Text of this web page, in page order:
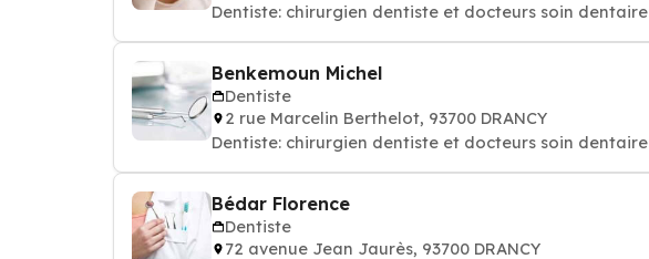
Dentiste: chirurgien dentiste et docteurs soin dentaire
Benkemoun Michel
Dentiste
2 rue Marcelin Berthelot, 93700 DRANCY
Dentiste: chirurgien dentiste et docteurs soin dentaire
Bédar Florence
Dentiste
72 avenue Jean Jaurès, 93700 DRANCY